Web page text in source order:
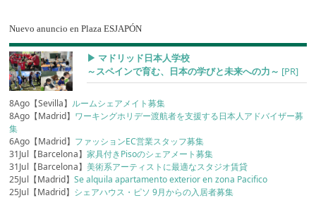
Nuevo anuncio en Plaza ESJAPÓN
▶︎ マドリッド日本人学校
～スペインで育む、日本の学びと未来への力～ [PR]
8Ago【Sevilla】 ルームシェアメイト募集
8Ago【Madrid】 ワーキングホリデー渡航者を支援する日本人アドバイザー募
集
6Ago【Madrid】 ファッションEC営業スタッフ募集
31Jul【Barcelona】家具付きPisoのシェアメート募集
31Jul【Barcelona】美術系アーティストに最適なスタジオ賃貸
25Jul【Madrid】Se alquila apartamento exterior en zona Pacifico
25Jul【Madrid】 シェアハウス・ピソ 9月からの入居者募集